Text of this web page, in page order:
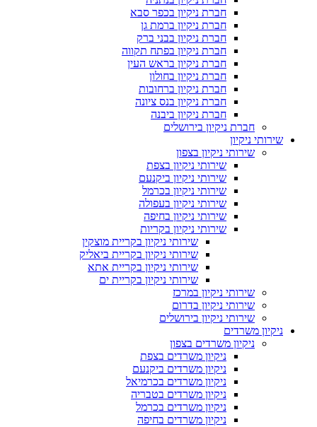
חברת ניקיון בכפר סבא
חברת ניקיון ברמת גן
חברת ניקיון בבני ברק
חברת ניקיון בפתח תקווה
חברת ניקיון בראש העין
חברת ניקיון בחולון
חברת ניקיון ברחובות
חברת ניקיון בנס ציונה
חברת ניקיון ביבנה
חברת ניקיון בירושלים
שירותי ניקיון
שירותי ניקיון בצפון
שירותי ניקיון בצפת
שירותי ניקיון ביקנעם
שירותי ניקיון בכרמל
שירותי ניקיון בעפולה
שירותי ניקיון בחיפה
שירותי ניקיון בקריות
שירותי ניקיון בקריית מוצקין
שירותי ניקיון בקריית ביאליק
שירותי ניקיון בקריית אתא
שירותי ניקיון בקריית ים
שירותי ניקיון במרכז
שירותי ניקיון בדרום
שירותי ניקיון בירושלים
ניקיון משרדים
ניקיון משרדים בצפון
ניקיון משרדים בצפת
ניקיון משרדים ביקנעם
ניקיון משרדים בכרמיאל
ניקיון משרדים בטבריה
ניקיון משרדים בכרמל
ניקיון משרדים בחיפה